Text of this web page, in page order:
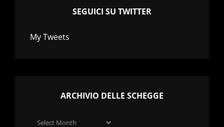
SEGUICI SU TWITTER
My Tweets
ARCHIVIO DELLE SCHEGGE
Archivio